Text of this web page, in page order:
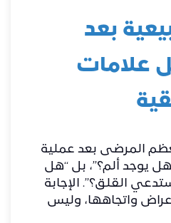
بعد
علامات
المرضى بعد عملية
يوجد ألم؟”، بل “هل
القلق؟”. الإجابة
واتجاهها، وليس